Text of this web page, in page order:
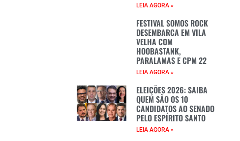
LEIA AGORA »
FESTIVAL SOMOS ROCK
DESEMBARCA EM VILA
VELHA COM
HOOBASTANK,
PARALAMAS E CPM 22
LEIA AGORA »
ELEIÇÕES 2026: SAIBA
QUEM SÃO OS 10
CANDIDATOS AO SENADO
PELO ESPÍRITO SANTO
LEIA AGORA »